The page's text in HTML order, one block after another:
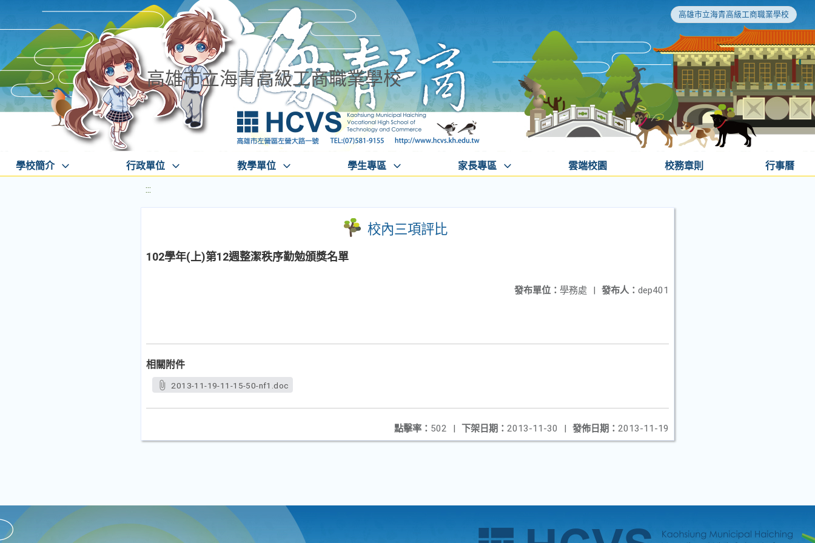
高雄市立海青高級工商職業學校
高雄市立海青高級工商職業學校
學校簡介 行政單位 教學單位 學生專區 家長專區 雲端校園 校務章則 行事曆
:::
校內三項評比
102學年(上)第12週整潔秩序勤勉頒獎名單
發布人： dep401
發布單位： 學務處 |
相關附件
2013-11-19-11-15-50-nf1.doc
發佈日期： 2013-11-19
下架日期： 2013-11-30 |
點擊率： 502 |